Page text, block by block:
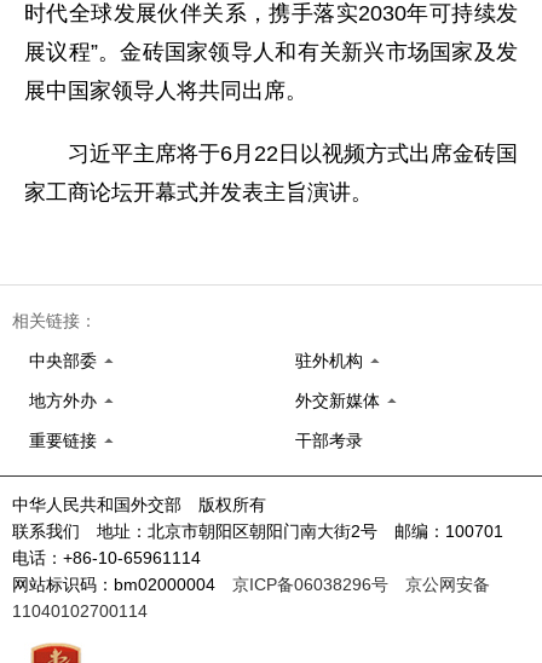
时代全球发展伙伴关系，携手落实2030年可持续发
展议程”。金砖国家领导人和有关新兴市场国家及发
展中国家领导人将共同出席。
习近平主席将于6月22日以视频方式出席金砖国
家工商论坛开幕式并发表主旨演讲。
相关链接：
中央部委 驻外机构
地方外办 外交新媒体
重要链接 干部考录
中华人民共和国外交部 版权所有
联系我们 地址：北京市朝阳区朝阳门南大街2号 邮编：100701
电话：+86-10-65961114
网站标识码：bm02000004 京ICP备06038296号
京公网安备
11040102700114